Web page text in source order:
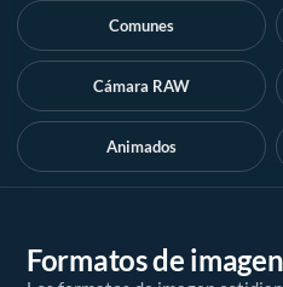
Comunes
Cámara RAW
Animados
Formatos de